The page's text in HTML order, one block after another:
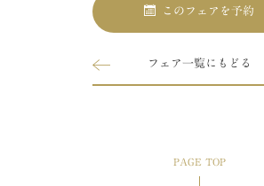
このフェアを予約
フェア一覧にもどる
PAGE TOP